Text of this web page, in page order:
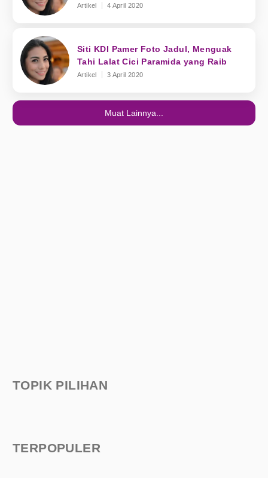
Artikel 4 April 2020
Siti KDI Pamer Foto Jadul, Menguak
Tahi Lalat Cici Paramida yang Raib
Artikel 3 April 2020
Muat Lainnya...
TOPIK PILIHAN
TERPOPULER